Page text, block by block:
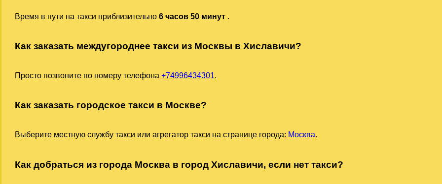
Время в пути на такси приблизительно 6 часов 50 минут .
Как заказать междугороднее такси из Москвы в Хиславичи?
Просто позвоните по номеру телефона +74996434301.
Как заказать городское такси в Москве?
Выберите местную службу такси или агрегатор такси на странице города: Москва.
Как добраться из города Москва в город Хиславичи, если нет такси?